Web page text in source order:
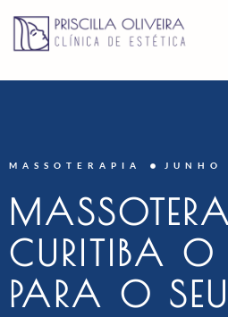
MASSOTERAPIA
CURITIBA O
PARA O